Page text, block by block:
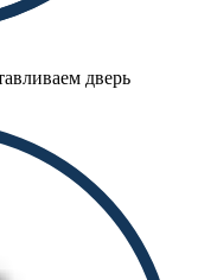
дверь